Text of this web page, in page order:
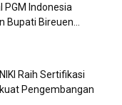
PGM Indonesia
Bupati Bireuen...
Raih Sertifikasi
Pengembangan